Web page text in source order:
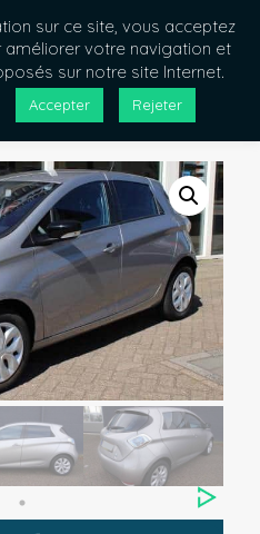
sur ce site, vous acceptez
améliorer votre navigation et
sur notre site Internet.
Accepter Rejeter